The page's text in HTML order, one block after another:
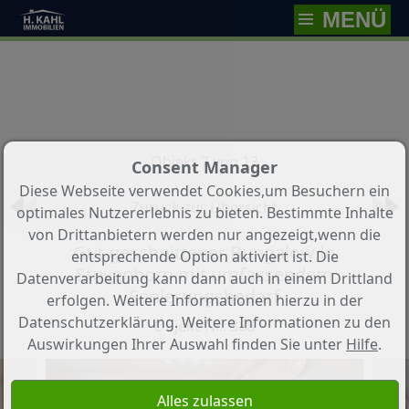
MENÜ
Objekt 7 von 13
Zurück zur Übersicht
Gut geschnittener Bungalow in
Stuvenborn mit umfassendem
Sanierungsbedarf
Objekt-Nr.: 388
Consent Manager
Diese Webseite verwendet Cookies,um Besuchern ein
optimales Nutzererlebnis zu bieten. Bestimmte Inhalte
von Drittanbietern werden nur angezeigt,wenn die
entsprechende Option aktiviert ist. Die
Datenverarbeitung kann dann auch in einem Drittland
erfolgen. Weitere Informationen hierzu in der
Datenschutzerklärung. Weitere Informationen zu den
Auswirkungen Ihrer Auswahl finden Sie unter Hilfe.